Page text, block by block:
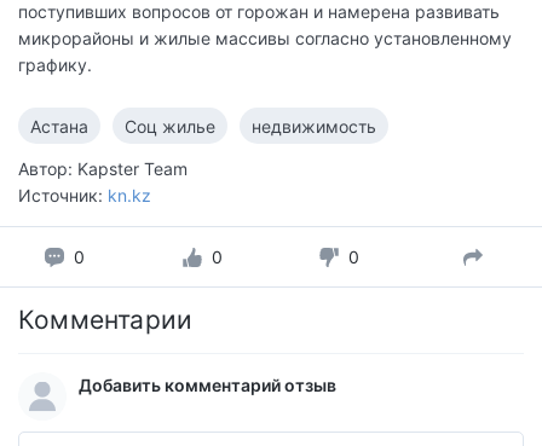
поступивших вопросов от горожан и намерена развивать
микрорайоны и жилые массивы согласно установленному
графику.
Астана Соц жилье недвижимость
Автор: Kapster Team
Источник: kn.kz
0 0 0
Комментарии
Добавить комментарий отзыв